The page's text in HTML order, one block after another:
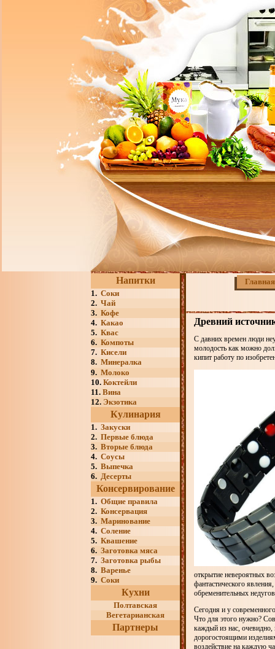
Напитки
1. Соки
2. Чай
3. Кофе
4. Какао
5. Квас
6. Компоты
7. Кисели
8. Минералка
9. Молоко
10. Коктейли
11. Вина
12. Экзотика
Кулинария
1. Закуски
2. Первые блюда
3. Вторые блюда
4. Соусы
5. Выпечка
6. Десерты
Консервирование
1. Общие правила
2. Консервация
3. Маринование
4. Соление
5. Квашение
6. Заготовка мяса
7. Заготовка рыбы
8. Варенье
9. Соки
Кухни
Полтавская
Вегетарианская
Партнеры
Главная
Древний
С давних времен люди
молодость как можно
кипит работу по
открытие невероятных
фантастического
обременительных
Сегодня и у
Что для этого нужно?
каждый из нас,
дорогостоящими
воздействие на каждую